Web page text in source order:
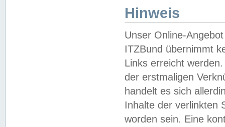
Hinweis
Unser Online-
ITZBund übernimmt
Links erreicht
der erstmaligen
handelt es sich
Inhalte der verlinkten
worden sein. Eine